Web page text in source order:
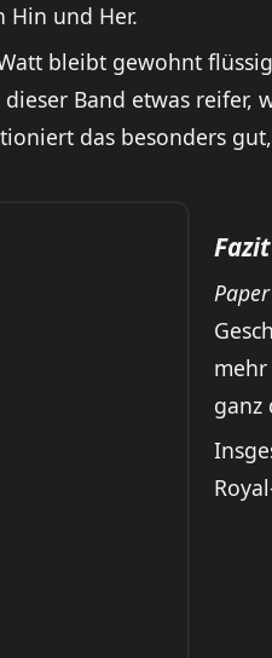
Hin und Her.
bleibt gewohnt
Band etwas
das besonders
Fazit
ganz